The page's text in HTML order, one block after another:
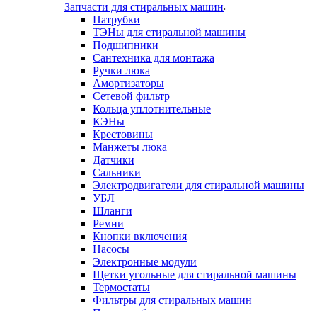
Запчасти для стиральных машин
Патрубки
ТЭНы для стиральной машины
Подшипники
Сантехника для монтажа
Ручки люка
Амортизаторы
Сетевой фильтр
Кольца уплотнительные
КЭНы
Крестовины
Манжеты люка
Датчики
Сальники
Электродвигатели для стиральной машины
УБЛ
Шланги
Ремни
Кнопки включения
Насосы
Электронные модули
Щетки угольные для стиральной машины
Термостаты
Фильтры для стиральных машин